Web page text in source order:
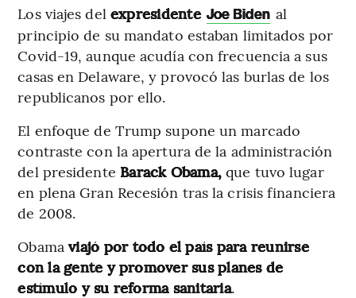
Los viajes del expresidente Joe Biden al
principio de su mandato estaban limitados por
Covid-19, aunque acudía con frecuencia a sus
casas en Delaware, y provocó las burlas de los
republicanos por ello.
El enfoque de Trump supone un marcado
contraste con la apertura de la administración
del presidente Barack Obama, que tuvo lugar
en plena Gran Recesión tras la crisis financiera
de 2008.
Obama viajó por todo el país para reunirse
con la gente y promover sus planes de
estímulo y su reforma sanitaria.